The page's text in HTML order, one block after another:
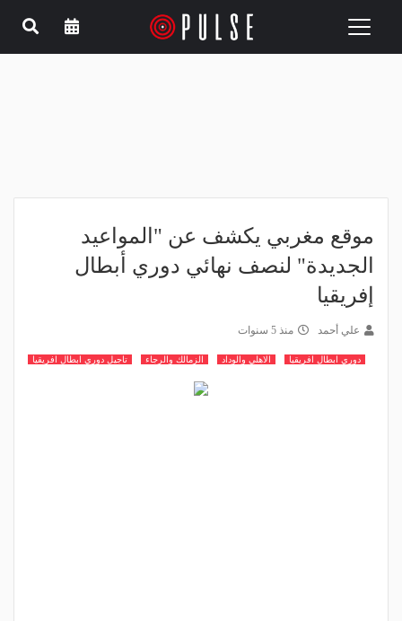
Toggle
موقع مغربي يكشف عن "المواعيد
الجديدة" لنصف نهائي دوري أبطال
إفريقيا
علي أحمد منذ 5 سنوات
دوري ابطال افريقيا الاهلي والوداد الزمالك والرجاء تاجيل دوري ابطال افريقيا